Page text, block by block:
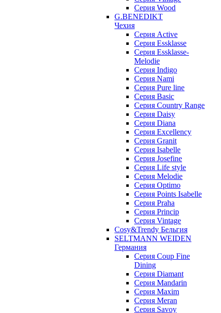
Серия Wood
G.BENEDIKT
Чехия
Cерия Active
Cерия Essklasse
Cерия Essklasse-
Melodie
Cерия Indigo
Cерия Nami
Cерия Pure line
Серия Basic
Серия Country Range
Серия Daisy
Серия Diana
Серия Excellency
Серия Granit
Серия Isabelle
Серия Josefine
Серия Life style
Серия Melodie
Серия Optimo
Серия Points Isabelle
Серия Praha
Серия Princip
Серия Vintage
Cosy&Trendy Бельгия
SELTMANN WEIDEN
Германия
Cерия Coup Fine
Dining
Cерия Diamant
Cерия Mandarin
Cерия Maxim
Серия Meran
Серия Savoy